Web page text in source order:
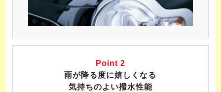
Point 2
雨が降る度に嬉しくなる
気持ちのよい撥水性能